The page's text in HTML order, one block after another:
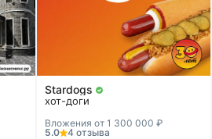
Stardogs
хот-доги
Вложения от 1 300 000 ₽
5.0
4 отзыва